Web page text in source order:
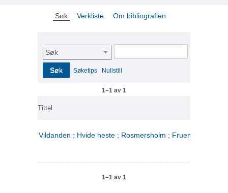
Søk Verkliste Om bibliografien
Søk
Søk Søketips Nullstill
1–1 av 1
Tittel
Vildanden ; Hvide heste ; Rosmersholm ; Fruen fra havet
1–1 av 1